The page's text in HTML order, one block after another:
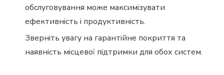
обслуговування може максимізувати
ефективність і продуктивність.
Зверніть увагу на гарантійне покриття та
наявність місцевої підтримки для обох систем.